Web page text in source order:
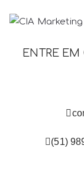
ENTRE
(51)